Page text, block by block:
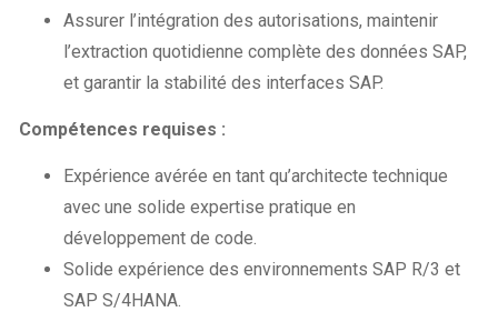
Assurer l’intégration des autorisations, maintenir
l’extraction quotidienne complète des données SAP,
et garantir la stabilité des interfaces SAP.
Compétences requises :
Expérience avérée en tant qu’architecte technique
avec une solide expertise pratique en
développement de code.
Solide expérience des environnements SAP R/3 et
SAP S/4HANA.